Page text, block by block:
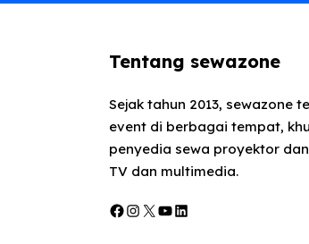
Tentang sewazone
Sejak tahun 2013, sewazone
event di berbagai tempat,
penyedia sewa proyektor
TV dan multimedia.
Facebook
Instagram
X YouTube
LinkedIn